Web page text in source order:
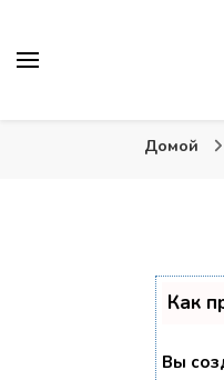
Тыква:
Домой
Как
Вы